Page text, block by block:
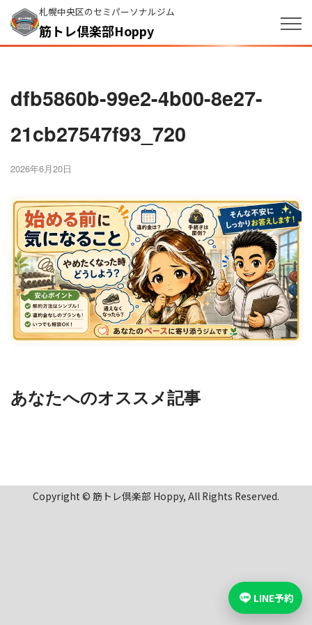
札幌中央区のセミパーソナルジム
筋トレ倶楽部Hoppy
dfb5860b-99e2-4b00-8e27-
21cb27547f93_720
2026年6月20日
あなたへのオススメ記事
Copyright © 筋トレ倶楽部 Hoppy, All Rights Reserved.
LINE予約